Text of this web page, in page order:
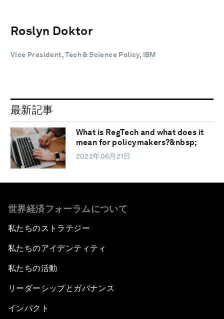
Roslyn Doktor
Vice President, Tech & Science Policy, IBM
最新記事
What is RegTech and what does it
mean for policymakers?&nbsp;
2022年06月21日
世界経済フォーラムについて
私たちのストラテジー
私たちのアイデンティティ
私たちの活動
リーダーシップとガバナンス
インパクト